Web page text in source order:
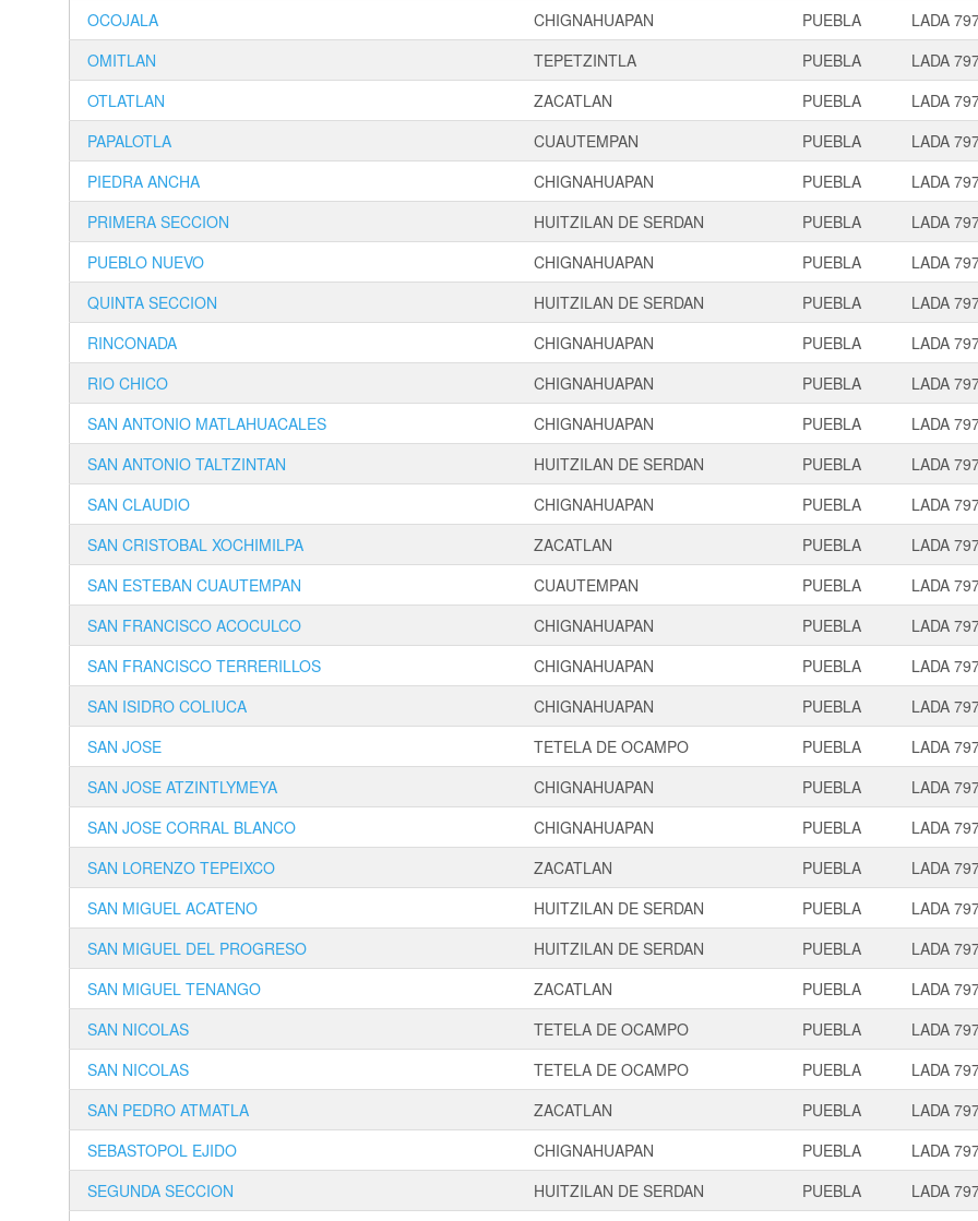
OCOJALA
CHIGNAHUAPAN PUEBLA
LADA
OMITLAN
TEPETZINTLA PUEBLA
LADA
OTLATLAN
ZACATLAN PUEBLA
LADA
PAPALOTLA
CUAUTEMPAN PUEBLA
LADA
PIEDRA ANCHA
CHIGNAHUAPAN PUEBLA
LADA
PRIMERA SECCION
HUITZILAN DE SERDAN PUEBLA
LADA
PUEBLO NUEVO
CHIGNAHUAPAN PUEBLA
LADA
QUINTA SECCION
HUITZILAN DE SERDAN PUEBLA
LADA
RINCONADA
CHIGNAHUAPAN PUEBLA
LADA
RIO CHICO
CHIGNAHUAPAN PUEBLA
LADA
SAN ANTONIO MATLAHUACALES
CHIGNAHUAPAN PUEBLA
LADA
SAN ANTONIO TALTZINTAN
HUITZILAN DE SERDAN PUEBLA
LADA
SAN CLAUDIO
CHIGNAHUAPAN PUEBLA
LADA
SAN CRISTOBAL XOCHIMILPA
ZACATLAN PUEBLA
LADA
SAN ESTEBAN CUAUTEMPAN
CUAUTEMPAN PUEBLA
LADA
SAN FRANCISCO ACOCULCO
CHIGNAHUAPAN PUEBLA
LADA
SAN FRANCISCO TERRERILLOS
CHIGNAHUAPAN PUEBLA
LADA
SAN ISIDRO COLIUCA
CHIGNAHUAPAN PUEBLA
LADA
SAN JOSE
TETELA DE OCAMPO PUEBLA
LADA
SAN JOSE ATZINTLYMEYA
CHIGNAHUAPAN PUEBLA
LADA
SAN JOSE CORRAL BLANCO
CHIGNAHUAPAN PUEBLA
LADA
SAN LORENZO TEPEIXCO
ZACATLAN PUEBLA
LADA
SAN MIGUEL ACATENO
HUITZILAN DE SERDAN PUEBLA
LADA
SAN MIGUEL DEL PROGRESO
HUITZILAN DE SERDAN PUEBLA
LADA
SAN MIGUEL TENANGO
ZACATLAN PUEBLA
LADA
SAN NICOLAS
TETELA DE OCAMPO PUEBLA
LADA
SAN NICOLAS
TETELA DE OCAMPO PUEBLA
LADA
SAN PEDRO ATMATLA
ZACATLAN PUEBLA
LADA
SEBASTOPOL EJIDO
CHIGNAHUAPAN PUEBLA
LADA
SEGUNDA SECCION
HUITZILAN DE SERDAN PUEBLA
LADA